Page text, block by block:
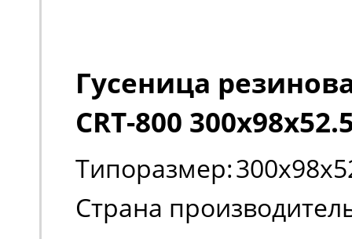
Гусеница
CRT-800
Типоразмер:
Страна